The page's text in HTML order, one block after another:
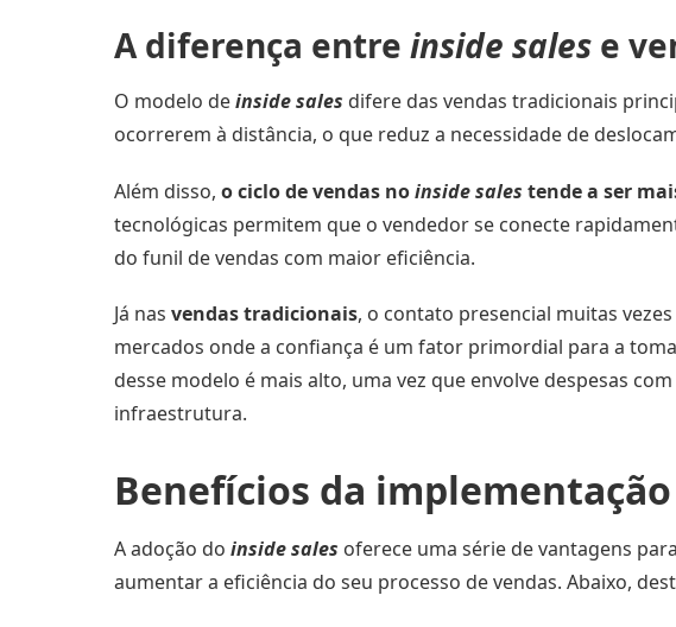
A diferença entre inside sales e
O modelo deinside sales difere das vendas tradicionais
ocorrerem à distância, o que reduz a necessidade de
Além disso, o ciclo de vendas noinside sales tende a ser
tecnológicas permitem que o vendedor se conecte
do funil de vendas com maior eficiência.
Já nas vendas tradicionais, o contato presencial muitas
mercados onde a confiança é um fator primordial para a
desse modelo é mais alto, uma vez que envolve despesas
infraestrutura.
Benefícios da
A adoção do inside sales oferece uma série de vantagens
aumentar a eficiência do seu processo de vendas. Abaixo,